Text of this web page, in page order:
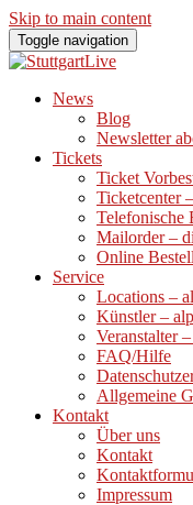
Skip to main content
Toggle navigation
News
Blog
Newsletter
Tickets
Ticket
Ticketcenter
Telefonische
Mailorder –
Online
Service
Locations –
Künstler –
Veranstalter
FAQ/Hilfe
Allgemeine
Kontakt
Über uns
Kontakt
Impressum